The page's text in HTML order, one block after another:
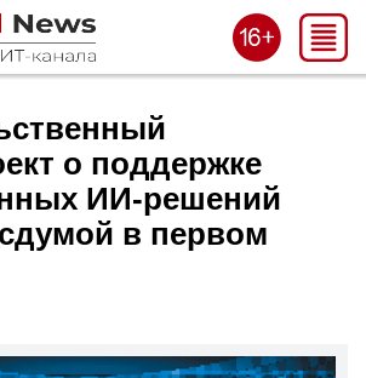
о поддержке
ИИ-решений
в первом